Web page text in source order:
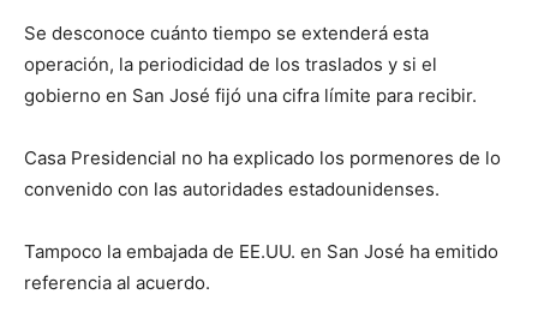
Se desconoce cuánto tiempo se extenderá esta
operación, la periodicidad de los traslados y si el
gobierno en San José fijó una cifra límite para recibir.
Casa Presidencial no ha explicado los pormenores de lo
convenido con las autoridades estadounidenses.
Tampoco la embajada de EE.UU. en San José ha emitido
referencia al acuerdo.